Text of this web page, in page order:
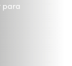
para